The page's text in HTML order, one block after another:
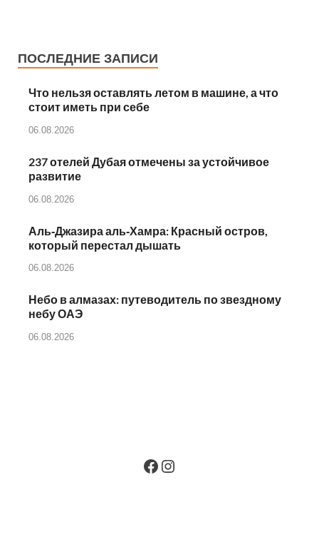
ПОСЛЕДНИЕ ЗАПИСИ
Что нельзя оставлять летом в машине, а что
стоит иметь при себе
06.08.2026
237 отелей Дубая отмечены за устойчивое
развитие
06.08.2026
Аль‑Джазира аль‑Хамра: Красный остров,
который перестал дышать
06.08.2026
Небо в алмазах: путеводитель по звездному
небу ОАЭ
06.08.2026